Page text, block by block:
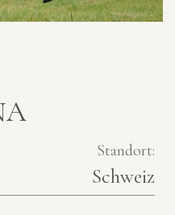
Standort:
Schweiz